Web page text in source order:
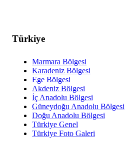
Türkiye
Marmara Bölgesi
Karadeniz Bölgesi
Ege Bölgesi
Akdeniz Bölgesi
İç Anadolu Bölgesi
Güneydoğu Anadolu Bölgesi
Doğu Anadolu Bölgesi
Türkiye Genel
Türkiye Foto Galeri